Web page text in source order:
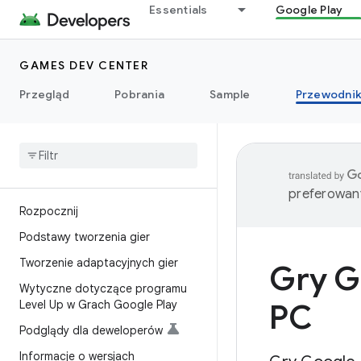
Essentials Google Play
GAMES DEV CENTER
Przegląd
Pobrania Sample
Rozpocznij
Podstawy tworzenia gier
Tworzenie adaptacyjnych gier
Wytyczne dotyczące programu
Level Up w Grach Google Play
Podglądy dla deweloperów
Informacje o wersjach
Gry
PC